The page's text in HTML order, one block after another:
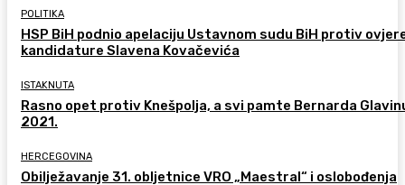
POLITIKA
HSP BiH podnio apelaciju Ustavnom sudu BiH protiv
kandidature Slavena Kovačevića
ISTAKNUTA
Rasno opet protiv Knešpolja, a svi pamte Bernarda
2021.
HERCEGOVINA
Obilježavanje 31. obljetnice VRO „Maestral“ i oslobođenja